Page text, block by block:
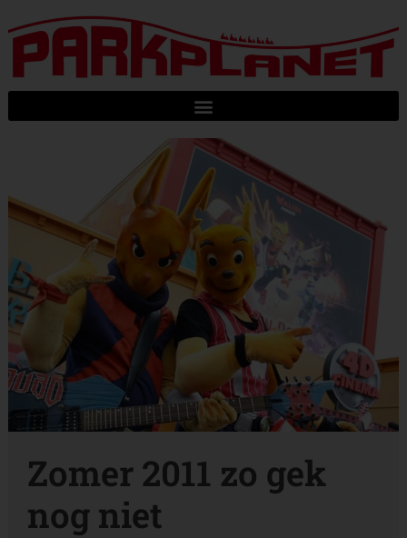
Zomer 2011 zo gek
nog niet